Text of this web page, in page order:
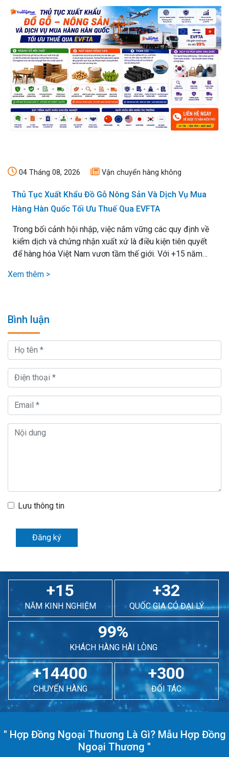
04 Tháng 08, 2026 Vận chuyển hàng không
Thủ Tục Xuất Khẩu Đồ Gỗ Nông Sản Và Dịch Vụ Mua
Hàng Hàn Quốc Tối Ưu Thuế Qua EVFTA
Trong bối cảnh hội nhập, việc nắm vững các quy định về
kiểm dịch và chứng nhận xuất xứ là điều kiện tiên quyết
để hàng hóa Việt Nam vươn tầm thế giới. Với +15 năm
tôi cam kết mang lại giải pháp vận chuyển hiệu quả nhất,.
Xem thêm >
Bình luận
Lưu thông tin
Đăng ký
+15
NĂM KINH NGHIỆM
+32
QUỐC GIA CÓ ĐẠI LÝ
99%
KHÁCH HÀNG HÀI LÒNG
+14400
CHUYẾN HÀNG
+300
ĐỐI TÁC
" Hợp Đồng Ngoại Thương Là Gì? Mẫu Hợp Đồng
Ngoại Thương "